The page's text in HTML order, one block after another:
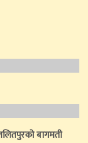
बागमती